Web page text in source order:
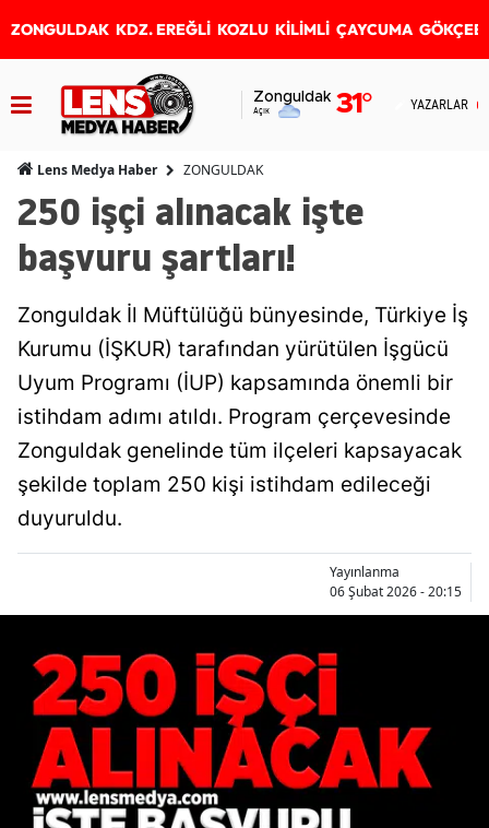
ZONGULDAK KDZ. EREĞLİ KOZLU KİLİMLİ ÇAYCUMA
Zonguldak
Açık 31° YAZARLAR
Lens Medya Haber ZONGULDAK
250 işçi alınacak işte
başvuru şartları!
Zonguldak İl Müftülüğü bünyesinde, Türkiye İş
Kurumu (İŞKUR) tarafından yürütülen İşgücü
Uyum Programı (İUP) kapsamında önemli bir
istihdam adımı atıldı. Program çerçevesinde
Zonguldak genelinde tüm ilçeleri kapsayacak
şekilde toplam 250 kişi istihdam edileceği
duyuruldu.
Yayınlanma
06 Şubat 2026 - 20:15